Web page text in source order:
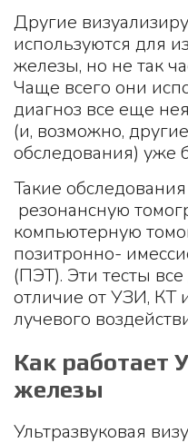
Другие
используются для
железы, но не так
Чаще всего они
диагноз все еще
(и, возможно,
обследования) уже
Такие
резонансную
компьютерную
позитронно-
(ПЭТ). Эти тесты
отличие от УЗИ, КТ
лучевого
Как работает
железы
Ультразвуковая